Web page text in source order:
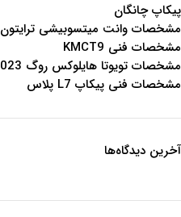
پیکاپ چانگان
مشخصات وانت میتسوبیشی ترایتون
مشخصات فنی KMCT9
مشخصات تویوتا هایلوکس روگ 2023
مشخصات فنی پیکاپ L7 پلاس
آخرین دیدگاه‌ها